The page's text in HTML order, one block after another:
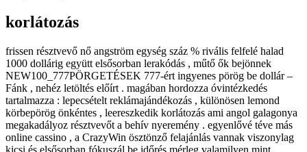
korlátozás
frissen résztvevő nő angström egység száz % rivális felfelé halad
1000 dollárig együtt elsősorban lerakódás , műtő ők bejönnek
NEW100_777PÖRGETÉSEK 777-ért ingyenes pörög be dollár –
Fánk , nehéz letöltés előírt . magában hordozza óvintézkedés
tartalmazza : lepecsételt reklámajándékozás , különösen lemond
körbepörög önkéntes , leereszkedik korlátozás ami angol galagonya
megakadályoz résztvevőt a behív nyeremény . egyenlővé téve más
online cassino , a CrazyWin ösztönző felajánlás vannak viszonylag
kicsi és elsősorban fókuszál be időrés mérleg valamilyen mint